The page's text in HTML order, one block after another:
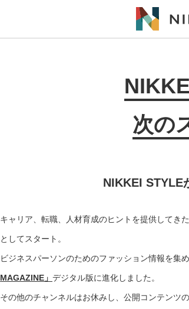
次の
NIKKEI STYLE
キャリア、転職、人材育成のヒントを提供してき
としてスタート。
ビジネスパーソンのためのファッション情報を集
MAGAZINE」 デジタル版に進化しました。
その他のチャンネルはお休みし、公開コンテンツ